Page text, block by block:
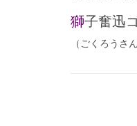
獅子奮
（ごくろうさ